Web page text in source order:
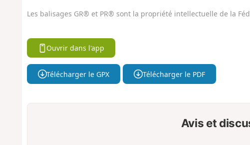
Les balisages GR® et PR® sont la propriété intellectuelle de la
Ouvrir dans l'app
Télécharger le GPX Télécharger le PDF
Avis et